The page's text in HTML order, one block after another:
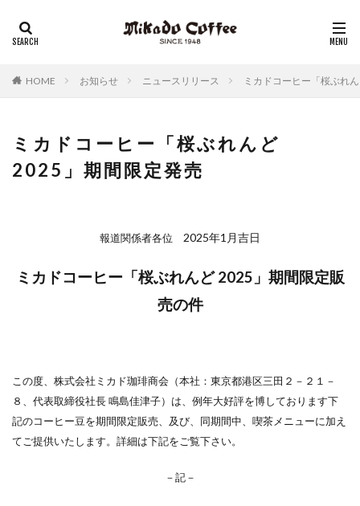
HOME お知らせ ニュースリリース ミカドコーヒー「桜ぶれ
ミカドコーヒー「桜ぶれんど
2025」期間限定発売
報道関係者各位 2025年1月吉日
ミカドコーヒー「桜ぶれんど 2025」期間限定販
売の件
この度、株式会社ミカド珈琲商会（本社：東京都港区三田２－２１－
８、代表取締役社長 鳴島佳津子）は、例年大好評を博しております下
記のコーヒー豆を期間限定販売、及び、同期間中、喫茶メニューに加え
てご提供いたします。詳細は下記をご覧下さい。
－記－
リキッドコーヒー アイスコーヒー
チーズケーキ